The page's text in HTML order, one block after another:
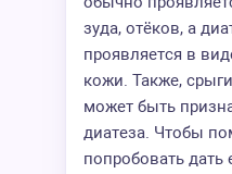
зуда, отёков, а
проявляется в
кожи. Также,
может быть
диатеза. Чтобы
попробовать дать